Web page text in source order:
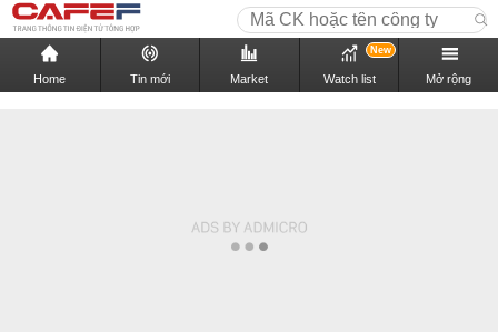
Home Tin mới Market Watch list
New
Mở rộng